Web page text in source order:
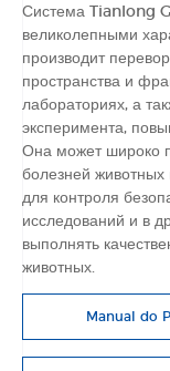
Система Tianlong
великолепными
производит
пространства и
лабораториях, а
эксперимента,
Она может широко
болезней
для контроля
исследований и в
выполнять
животных.
Manual do